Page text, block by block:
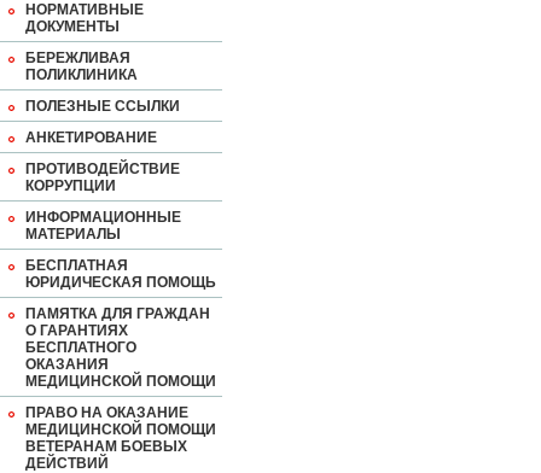
НОРМАТИВНЫЕ
ДОКУМЕНТЫ
БЕРЕЖЛИВАЯ
ПОЛИКЛИНИКА
ПОЛЕЗНЫЕ ССЫЛКИ
АНКЕТИРОВАНИЕ
ПРОТИВОДЕЙСТВИЕ
КОРРУПЦИИ
ИНФОРМАЦИОННЫЕ
МАТЕРИАЛЫ
БЕСПЛАТНАЯ
ЮРИДИЧЕСКАЯ ПОМОЩЬ
ПАМЯТКА ДЛЯ ГРАЖДАН
О ГАРАНТИЯХ
БЕСПЛАТНОГО
ОКАЗАНИЯ
МЕДИЦИНСКОЙ ПОМОЩИ
ПРАВО НА ОКАЗАНИЕ
МЕДИЦИНСКОЙ ПОМОЩИ
ВЕТЕРАНАМ БОЕВЫХ
ДЕЙСТВИЙ